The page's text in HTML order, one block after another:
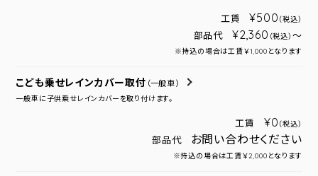
工賃 ¥500 （税込）
部品代 ¥2,360 （税込） ～
※持込の場合は工賃￥1,000となります
こども乗せレインカバー取付 （一般車）
一般車に子供乗せレインカバーを取り付けます。
工賃 ¥0 （税込）
部品代 お問い合わせください
※持込の場合は工賃￥2,000となります